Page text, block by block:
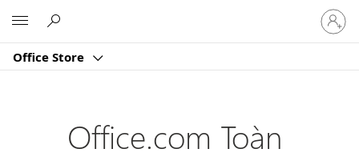
Office Store
Đăng
nhập
tài
của
Office.com Toàn